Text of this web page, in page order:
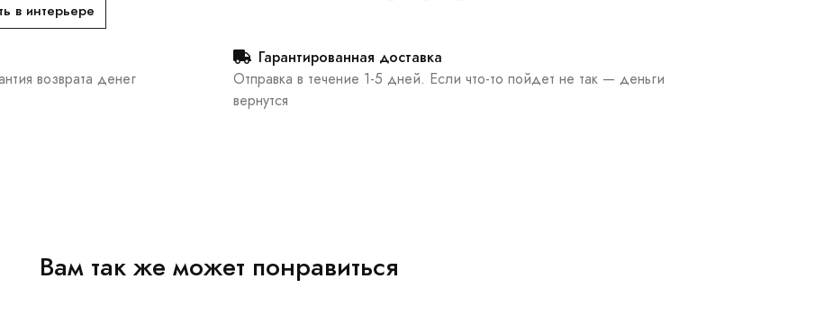
в интерьере
возврата денег
Гарантированная доставка
Отправка в течение 1-5 дней. Если что-то пойдет не так — деньги
вернутся
Вам так же может понравиться